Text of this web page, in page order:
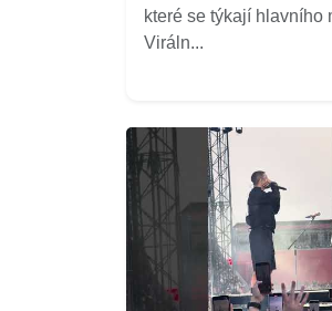
které se týkají hlavního
Viráln...